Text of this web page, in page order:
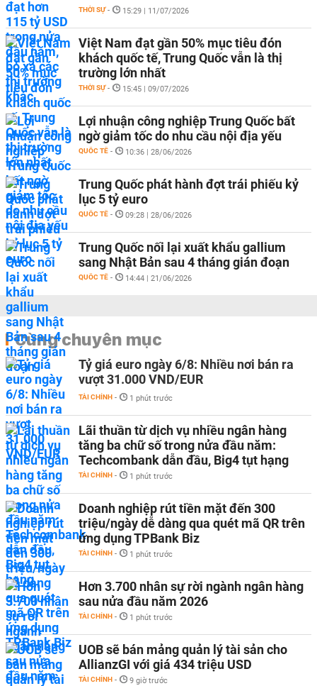
THỜI SỰ - 15:29 | 11/07/2026
Việt Nam đạt gần 50% mục tiêu đón
khách quốc tế, Trung Quốc vẫn là thị
trường lớn nhất
THỜI SỰ - 15:45 | 09/07/2026
Lợi nhuận công nghiệp Trung Quốc bất
ngờ giảm tốc do nhu cầu nội địa yếu
QUỐC TẾ - 10:36 | 28/06/2026
Trung Quốc phát hành đợt trái phiếu kỷ
lục 5 tỷ euro
QUỐC TẾ - 09:28 | 28/06/2026
Trung Quốc nối lại xuất khẩu gallium
sang Nhật Bản sau 4 tháng gián đoạn
QUỐC TẾ - 14:44 | 21/06/2026
Cùng chuyên mục
Tỷ giá euro ngày 6/8: Nhiều nơi bán ra
vượt 31.000 VND/EUR
TÀI CHÍNH - 1 phút trước
Lãi thuần từ dịch vụ nhiều ngân hàng
tăng ba chữ số trong nửa đầu năm:
Techcombank dẫn đầu, Big4 tụt hạng
TÀI CHÍNH - 1 phút trước
Doanh nghiệp rút tiền mặt đến 300
triệu/ngày dễ dàng qua quét mã QR trên
ứng dụng TPBank Biz
TÀI CHÍNH - 1 phút trước
Hơn 3.700 nhân sự rời ngành ngân hàng
sau nửa đầu năm 2026
TÀI CHÍNH - 1 phút trước
UOB sẽ bán mảng quản lý tài sản cho
AllianzGI với giá 434 triệu USD
TÀI CHÍNH - 9 giờ trước